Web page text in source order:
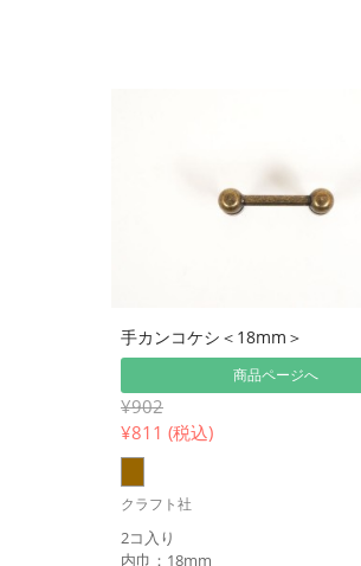
手カンコケシ＜18mm＞
商品ページへ
¥902
¥811 (税込)
クラフト社
2コ入り
内巾：18mm